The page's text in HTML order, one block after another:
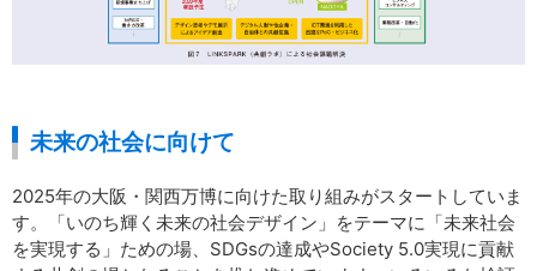
未来の社会に向けて
2025年の大阪・関西万博に向けた取り組みがスタートしていま
す。「いのち輝く未来の社会デザイン」をテーマに「未来社会
を実現する」ための場、SDGsの達成やSoci­ety 5.0実現に貢献